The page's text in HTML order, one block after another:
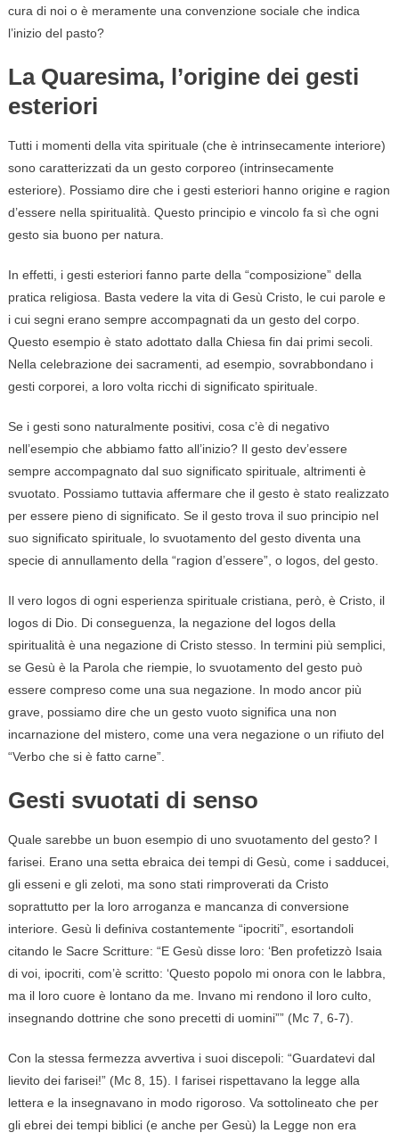
cura di noi o è meramente una convenzione sociale che indica
l’inizio del pasto?
La Quaresima, l’origine dei gesti
esteriori
Tutti i momenti della vita spirituale (che è intrinsecamente interiore)
sono caratterizzati da un gesto corporeo (intrinsecamente
esteriore). Possiamo dire che i gesti esteriori hanno origine e ragion
d’essere nella spiritualità. Questo principio e vincolo fa sì che ogni
gesto sia buono per natura.
In effetti, i gesti esteriori fanno parte della “composizione” della
pratica religiosa. Basta vedere la vita di Gesù Cristo, le cui parole e
i cui segni erano sempre accompagnati da un gesto del corpo.
Questo esempio è stato adottato dalla Chiesa fin dai primi secoli.
Nella celebrazione dei sacramenti, ad esempio, sovrabbondano i
gesti corporei, a loro volta ricchi di significato spirituale.
Se i gesti sono naturalmente positivi, cosa c’è di negativo
nell’esempio che abbiamo fatto all’inizio? Il gesto dev’essere
sempre accompagnato dal suo significato spirituale, altrimenti è
svuotato. Possiamo tuttavia affermare che il gesto è stato realizzato
per essere pieno di significato. Se il gesto trova il suo principio nel
suo significato spirituale, lo svuotamento del gesto diventa una
specie di annullamento della “ragion d’essere”, o logos, del gesto.
Il vero logos di ogni esperienza spirituale cristiana, però, è Cristo, il
logos di Dio. Di conseguenza, la negazione del logos della
spiritualità è una negazione di Cristo stesso. In termini più semplici,
se Gesù è la Parola che riempie, lo svuotamento del gesto può
essere compreso come una sua negazione. In modo ancor più
grave, possiamo dire che un gesto vuoto significa una non
incarnazione del mistero, come una vera negazione o un rifiuto del
“Verbo che si è fatto carne”.
Gesti svuotati di senso
Quale sarebbe un buon esempio di uno svuotamento del gesto? I
farisei. Erano una setta ebraica dei tempi di Gesù, come i sadducei,
gli esseni e gli zeloti, ma sono stati rimproverati da Cristo
soprattutto per la loro arroganza e mancanza di conversione
interiore. Gesù li definiva costantemente “ipocriti”, esortandoli
citando le Sacre Scritture: “E Gesù disse loro: ‘Ben profetizzò Isaia
di voi, ipocriti, com’è scritto: ‘Questo popolo mi onora con le labbra,
ma il loro cuore è lontano da me. Invano mi rendono il loro culto,
insegnando dottrine che sono precetti di uomini”” (Mc 7, 6-7).
Con la stessa fermezza avvertiva i suoi discepoli: “Guardatevi dal
lievito dei farisei!” (Mc 8, 15). I farisei rispettavano la legge alla
lettera e la insegnavano in modo rigoroso. Va sottolineato che per
gli ebrei dei tempi biblici (e anche per Gesù) la Legge non era